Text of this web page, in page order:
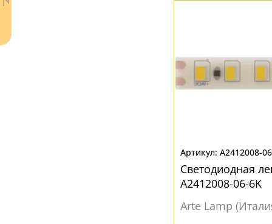
- бесплатно по России
A2412008-
Светодиодная
A2412008-06-6K
Arte Lamp